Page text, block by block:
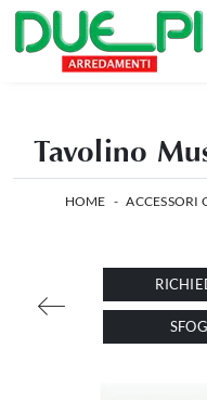
Tavolino
HOME - ACCESSORI